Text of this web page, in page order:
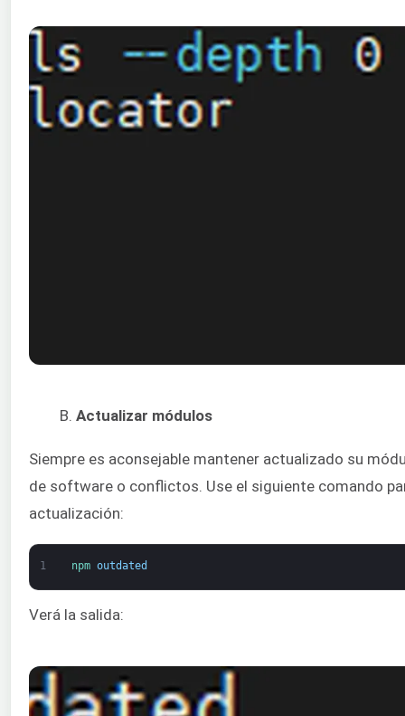
Actualizar módulos
Siempre es aconsejable mantener actualizado su
de software o conflictos. Use el siguiente comando
actualización:
1 npm outdated
Verá la salida: